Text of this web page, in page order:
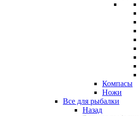
Компасы
Ножи
Все для рыбалки
Назад